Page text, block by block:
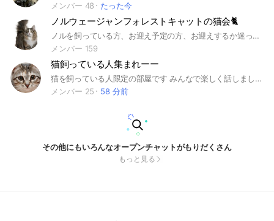
メンバー 48
たった今
ノルウェージャンフォレストキャットの猫会🐈
ノルを飼っている方、お迎え予定の方、お迎えするか迷ってる方、情報交換やうちの子自慢しましょう❤️
メンバー 159
猫飼っている人集まれーー
猫を飼っている人限定の部屋です みんなで楽しく話しましょう！！ 雑談OKでも猫関連でね
メンバー 25
58 分前
その他にもいろんなオープンチャットがもりだくさん
もっと見る